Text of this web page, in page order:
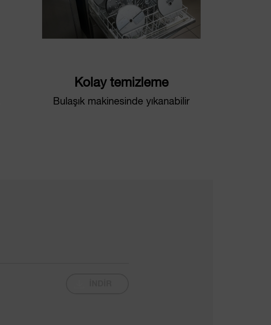
Kolay temizleme
Bulaşık makinesinde yıkanabilir